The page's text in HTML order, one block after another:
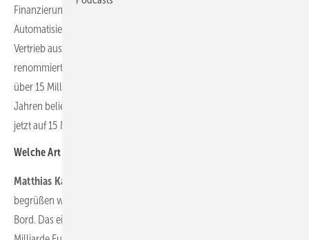
Finanzierungsrunde durchzuführen, um zum einen weiter in die
Automatisierung des Produkts investieren zu können, aber auch den
Vertrieb auszuweiten. Im März haben wir dann mit zwei
renommierten Wachstumsinvestoren eine neue Finanzierungsrunde
über 15 Millionen Euro durchgeführt. Die A-Runde vor anderthalb
Jahren belief sich auf sieben Millionen Euro, die B-Runde kommt
jetzt auf 15 Millionen Euro.
Welche Art von Investoren konnten Sie überzeugen?
Matthias Karger:
begrüßen wir insbesondere zwei neue Wachstumsfinanzierer an
Bord. Das eine ist der Deeptech and Climate Fund, ein rund eine